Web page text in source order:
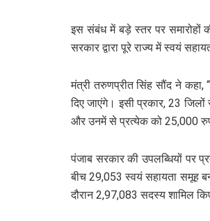
इस संबंध में बड़े स्तर पर समारोहों
सरकार द्वारा पूरे राज्य में स्वयं
मंत्री तरुणप्रीत सिंह सौंद ने कहा,
दिए जाएंगे। इसी प्रकार, 23 जिलों
और उनमें से प्रत्येक को 25,000 रुपये
पंजाब सरकार की उपलब्धियों पर
बीच 29,053 स्वयं सहायता समूह
दौरान 2,97,083 सदस्य शामिल